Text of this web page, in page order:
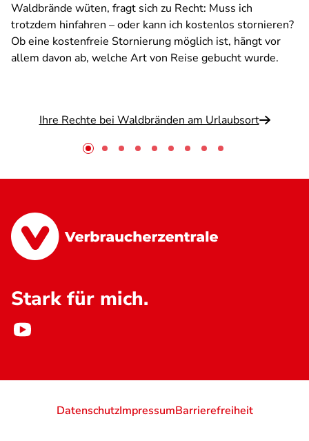
Waldbrände wüten, fragt sich zu Recht: Muss ich
trotzdem hinfahren – oder kann ich kostenlos stornieren?
Ob eine kostenfreie Stornierung möglich ist, hängt vor
allem davon ab, welche Art von Reise gebucht wurde.
Ihre Rechte bei Waldbränden am Urlaubsort
Stark für mich.
DatenschutzImpressumBarrierefreiheit